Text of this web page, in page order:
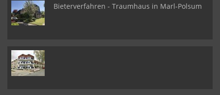
Bieterverfahren - Traumhaus in Marl-Polsum